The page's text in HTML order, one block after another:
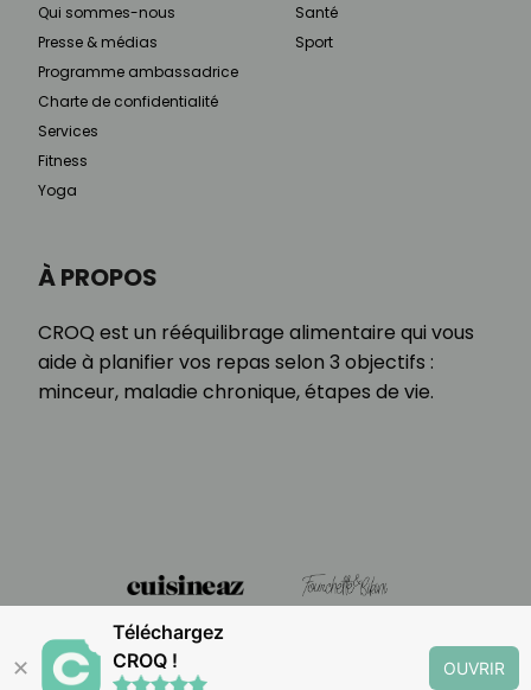
À PROPOS
CROQ est un rééquilibrage alimentaire qui vous
aide à planifier vos repas selon 3 objectifs :
minceur, maladie chronique, étapes de vie.
Qui sommes-nous
Presse & médias
Programme ambassadrice
Charte de confidentialité
Services
Fitness
Yoga
Santé
Sport
✕
Téléchargez
CROQ !
OUVRIR